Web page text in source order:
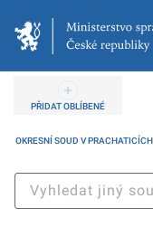
PŘIDAT OBLÍBENÉ
OKRESNÍ SOUD V PRACHATICÍCH